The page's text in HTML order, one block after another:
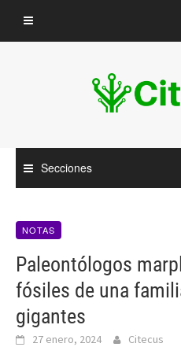
contenido
Secciones
NOTAS
Paleontólogos
fósiles de una
gigantes
27 enero, 2024 Citecus